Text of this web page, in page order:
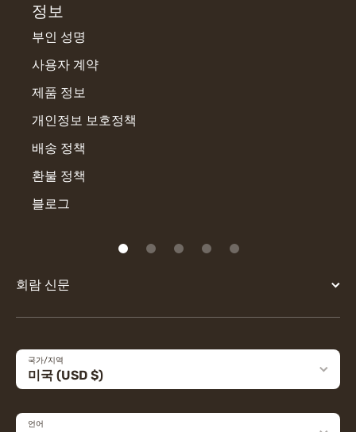
정보
부인 성명
사용자 계약
제품 정보
개인정보 보호정책
배송 정책
환불 정책
블로그
회람 신문
국가/지역
미국 (USD $)
언어